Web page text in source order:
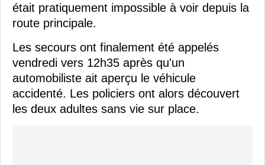
était pratiquement impossible à voir depuis la
route principale.
Les secours ont finalement été appelés
vendredi vers 12h35 après qu'un
automobiliste ait aperçu le véhicule
accidenté. Les policiers ont alors découvert
les deux adultes sans vie sur place.